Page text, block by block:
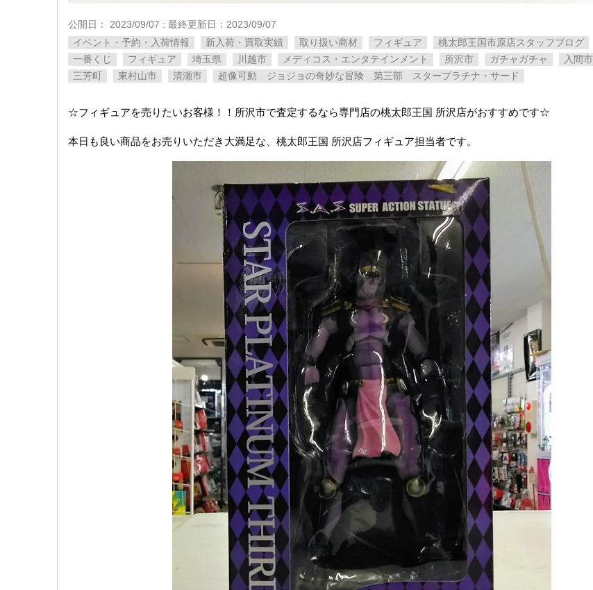
公開日： 2023/09/07 : 最終更新日：2023/09/07
イベント・予約・入荷情報
新入荷・買取実績 取り扱い商材 フィギュア 桃太郎王国市原店スタッフブログ
一番くじ
フィギュア 埼玉県 川越市 メディコス・エンタテインメント 所沢市 ガチャガチャ 入間市
三芳町
東村山市 清瀬市 超像可動 ジョジョの奇妙な冒険 第三部 スタープラチナ・サード
☆フィギュアを売りたいお客様！！所沢市で査定するなら専門店の桃太郎王国 所沢店がおすすめです☆
本日も良い商品をお売りいただき大満足な、桃太郎王国 所沢店フィギュア担当者です。